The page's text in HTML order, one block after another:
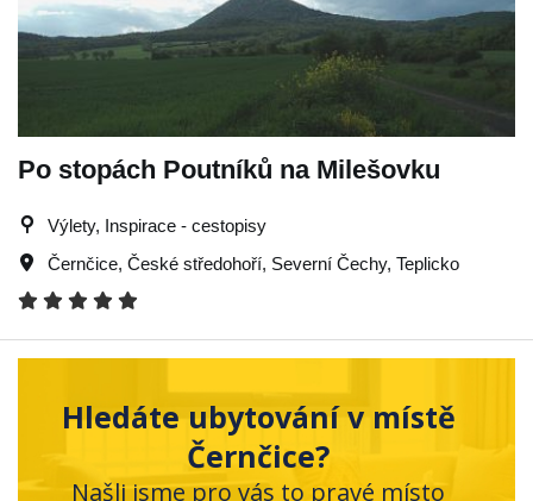
Po stopách Poutníků na Milešovku
Výlety, Inspirace - cestopisy
Černčice, České středohoří, Severní Čechy, Teplicko
Hledáte ubytování v místě
Černčice?
Našli jsme pro vás to pravé místo